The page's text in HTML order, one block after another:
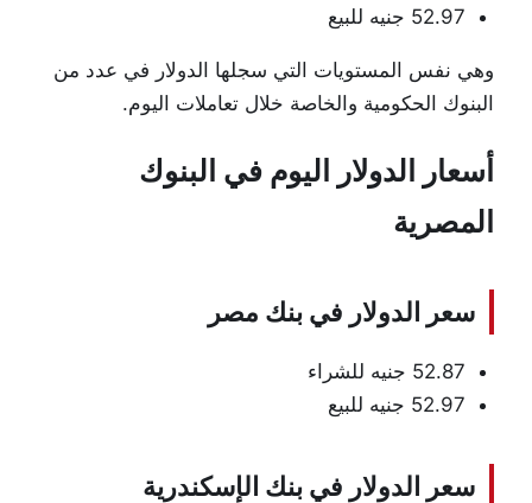
52.97 جنيه للبيع
وهي نفس المستويات التي سجلها الدولار في عدد من
البنوك الحكومية والخاصة خلال تعاملات اليوم.
أسعار الدولار اليوم في البنوك
المصرية
سعر الدولار في بنك مصر
52.87 جنيه للشراء
52.97 جنيه للبيع
سعر الدولار في بنك الإسكندرية